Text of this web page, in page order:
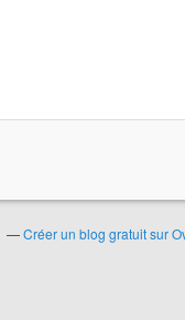
Créer un blog gratuit sur